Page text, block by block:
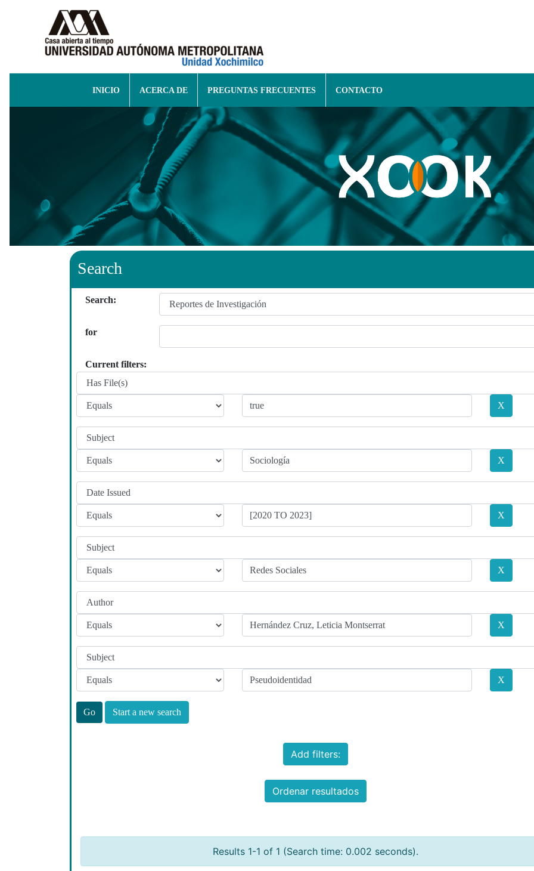
INICIO ACERCA DE PREGUNTAS FRECUENTES CONTACTO
Search
Search:
for
Current filters:
Start a new search
Add filters:
Ordenar resultados
Results 1-1 of 1 (Search time: 0.002 seconds).